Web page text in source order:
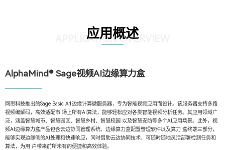
应用概述
APPLICATION OVERVIEW
AlphaMind® Sage视频AI边缘算力盒
网思科技推出的Sage Basic A1边缘计算微服务器，专为智能视频应用而设计。该服务器支持多路
视频编解码，高效适配市 场上所有AI算法，能够轻松应对各类智能视频分析任务。其应用领域广
泛，涵盖智慧城市、智慧园区、智慧乡村、智慧校园 以及智慧安防等多个AI应用场景。此外，视
频AI边缘算力盒产品包含云边协同管理系统、边缘算力盒配置管理软件以及算力 盒终端三部分，
能够实现边缘侧的AI处理和快速响应，同时借助云边协同技术，可随时随地灵活部署检测任务和
算法，为用 户带来前所未有的便捷和高效体验。